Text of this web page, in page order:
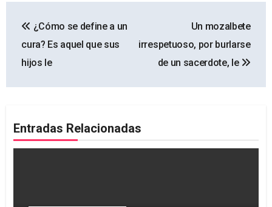
de
entradas
¿Cómo se define a un
cura? Es aquel que sus
hijos le
Un mozalbete
irrespetuoso, por burlarse
de un sacerdote, le
Entradas Relacionadas